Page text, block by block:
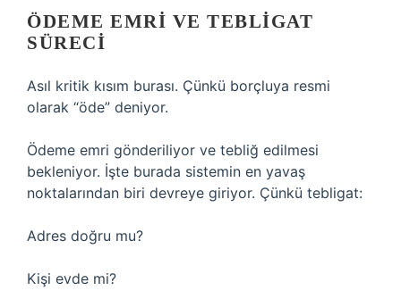
ÖDEME EMRI VE TEBLIGAT
SÜRECI
Asıl kritik kısım burası. Çünkü borçluya resmi
olarak “öde” deniyor.
Ödeme emri gönderiliyor ve tebliğ edilmesi
bekleniyor. İşte burada sistemin en yavaş
noktalarından biri devreye giriyor. Çünkü tebligat:
Adres doğru mu?
Kişi evde mi?